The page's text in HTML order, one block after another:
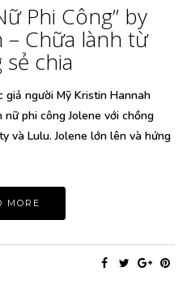
Phi Công” by
– Chữa lành từ
chia
giả người Mỹ Kristin Hannah
phi công Jolene với chồng
và Lulu. Jolene lớn lên và hứng
MORE